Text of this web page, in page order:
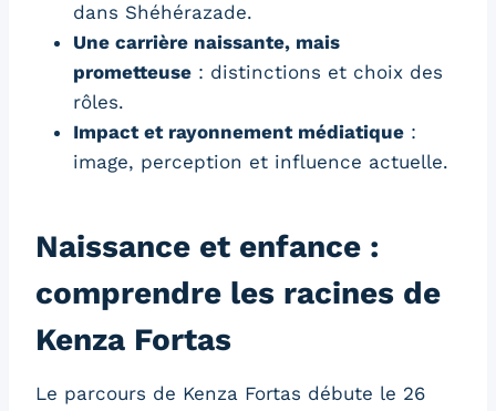
dans Shéhérazade.
Une carrière naissante, mais
prometteuse : distinctions et choix des
rôles.
Impact et rayonnement médiatique :
image, perception et influence actuelle.
Naissance et enfance :
comprendre les racines de
Kenza Fortas
Le parcours de Kenza Fortas débute le 26